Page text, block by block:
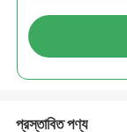
প্রস্তাবিত পণ্য